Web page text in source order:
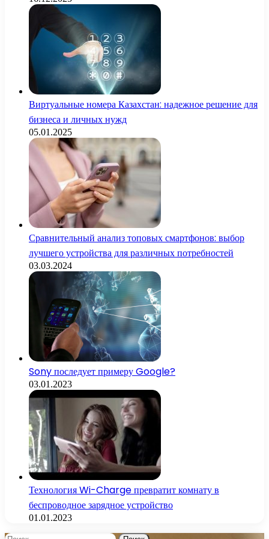
Виртуальные номера Казахстан: надежное решение для
бизнеса и личных нужд
05.01.2025
Сравнительный анализ топовых смартфонов: выбор
лучшего устройства для различных потребностей
03.03.2024
Sony последует примеру Google?
03.01.2023
Технология Wi-Charge превратит комнату в
беспроводное зарядное устройство
01.01.2023